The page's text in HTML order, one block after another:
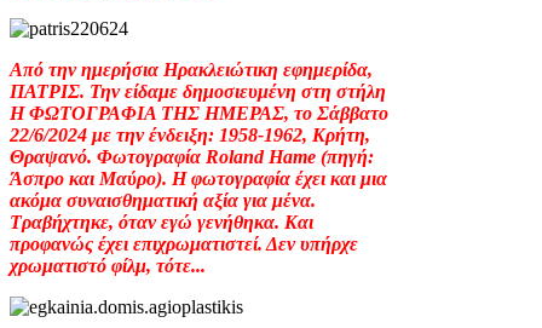
Από την ημερήσια Ηρακλειώτικη εφημερίδα,
ΠΑΤΡΙΣ. Την είδαμε δημοσιευμένη στη στήλη
Η ΦΩΤΟΓΡΑΦΙΑ ΤΗΣ ΗΜΕΡΑΣ, το Σάββατο
22/6/2024 με την ένδειξη: 1958-1962, Κρήτη,
Θραψανό. Φωτογραφία Roland Hame (πηγή:
Άσπρο και Μαύρο). Η φωτογραφία έχει και μια
ακόμα συναισθηματική αξία για μένα.
Τραβήχτηκε, όταν εγώ γενήθηκα. Και
προφανώς έχει επιχρωματιστεί. Δεν υπήρχε
χρωματιστό φίλμ, τότε...